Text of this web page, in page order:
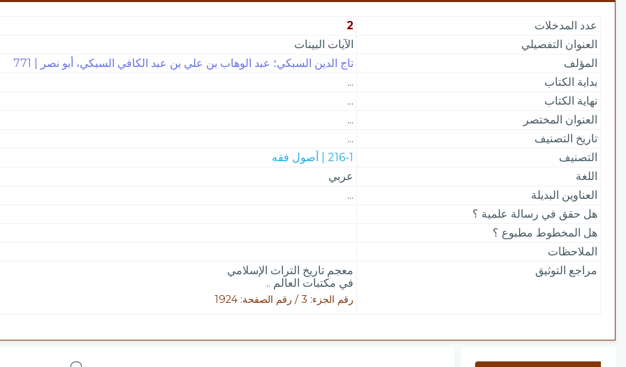
عدد المدخلات
2
العنوان التفصيلي
الآيات البينات
المؤلف
تاج الدين السبكي؛ عبد الوهاب بن علي بن عبد الكافي السبكي، أبو نصر | 771
بداية الكتاب
...
نهاية الكتاب
...
العنوان المختصر
...
تاريخ التصنيف
...
التصنيف
216-1 | أصول فقه
اللغة
عربي
العناوين البديلة
...
هل حقق في رسالة علمية ؟
هل المخطوط مطبوع ؟
الملاحظات
مراجع التوثيق
معجم تاريخ التراث الإسلامي
في مكتبات العالم ..
رقم الجزء: 3 / رقم الصفحة: 1924